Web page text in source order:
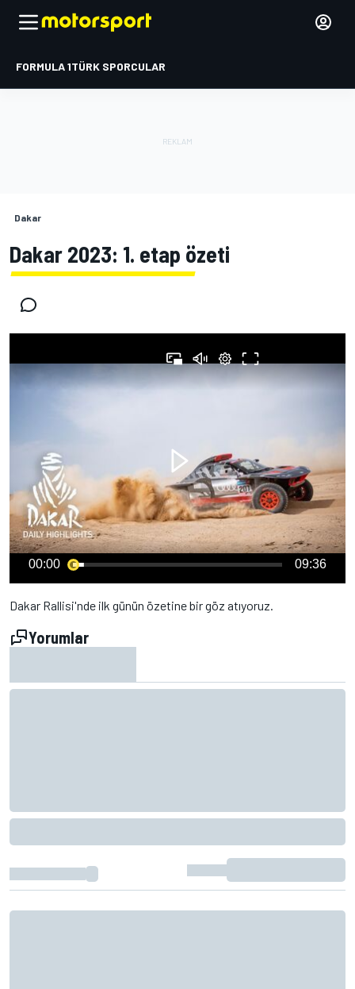
FORMULA 1TÜRK SPORCULAR
Dakar
Dakar 2023: 1. etap özeti
00:00 09:36
Dakar Rallisi'nde ilk günün özetine bir göz atıyoruz.
Yorumlar